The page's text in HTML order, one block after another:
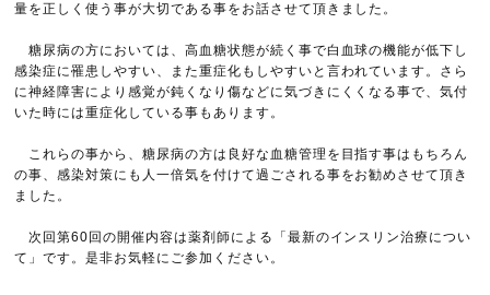
量を正しく使う事が大切である事をお話させて頂きました。
糖尿病の方においては、高血糖状態が続く事で白血球の機能が低下し
感染症に罹患しやすい、また重症化もしやすいと言われています。さら
に神経障害により感覚が鈍くなり傷などに気づきにくくなる事で、気付
いた時には重症化している事もあります。
これらの事から、糖尿病の方は良好な血糖管理を目指す事はもちろん
の事、感染対策にも人一倍気を付けて過ごされる事をお勧めさせて頂き
ました。
次回第60回の開催内容は薬剤師による「最新のインスリン治療につい
て」です。是非お気軽にご参加ください。